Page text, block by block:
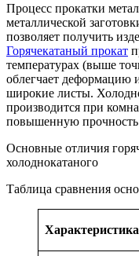
Процесс прокатки
металлической
позволяет получить
Горячекатаный прокат
температурах (выше
облегчает деформацию
широкие листы.
производится при
повышенную прочность
Основные отличия
холоднокатаного
Таблица сравнения
Характеристика